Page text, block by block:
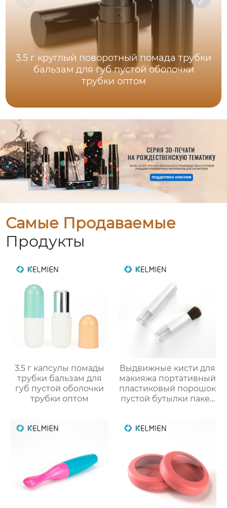
3.5 г круглый поворотный помада трубки
бальзам для губ пустой оболочки
трубки оптом
Самые Продаваемые
Продукты
3.5 г капсулы помады
трубки бальзам для
губ пустой оболочки
трубки оптом
Выдвижные кисти для
макияжа портативный
пластиковый порошок
пустой бутылки пакет